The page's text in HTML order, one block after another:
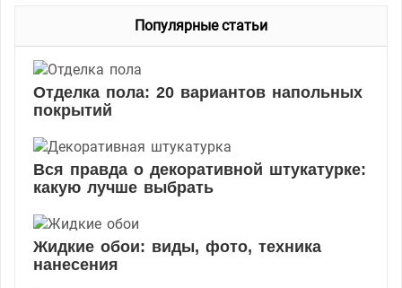
Популярные статьи
Отделка пола: 20 вариантов напольных
покрытий
Вся правда о декоративной штукатурке:
какую лучше выбрать
Жидкие обои: виды, фото, техника
нанесения